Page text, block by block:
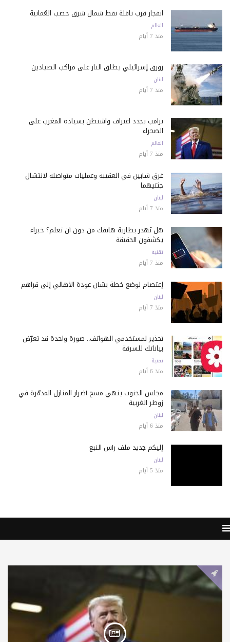
انفجار قرب ناقلة نفط شمال شرق خصب العُمانية
العالم
منذ 7 أيام
زورق إسرائيلي يطلق النار على مراكب الصيادين
لبنان
منذ 7 أيام
ترامب يجدد اعتراف واشنطن بسيادة المغرب على
الصحراء
العالم
منذ 7 أيام
غرق شابين في العقيبة وعمليات متواصلة لانتشال
جثتيهما
لبنان
منذ 7 أيام
هل تُهدر بطارية هاتفك من دون أن تعلم؟ خبراء
يكشفون الحقيقة
تقنية
منذ 7 أيام
إعتصام لوضع خطة بشأن عودة الأهالي إلى قراهم
لبنان
منذ 7 أيام
تحذير لمستخدمي الهواتف.. صورة واحدة قد تعرّض
بياناتك للسرقة
تقنية
منذ 6 أيام
مجلس الجنوب ينهي مسح أضرار المنازل المدمّرة في
زوطر الغربية
لبنان
منذ 6 أيام
إليكم جديد ملف رأس النبع
لبنان
منذ 5 أيام